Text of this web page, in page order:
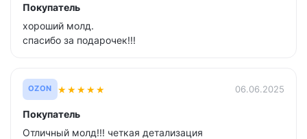
Покупатель
хороший молд.
спасибо за подарочек!!!
OZON ★★★★★ 06.06.2025
Покупатель
Отличный молд!!! четкая детализация